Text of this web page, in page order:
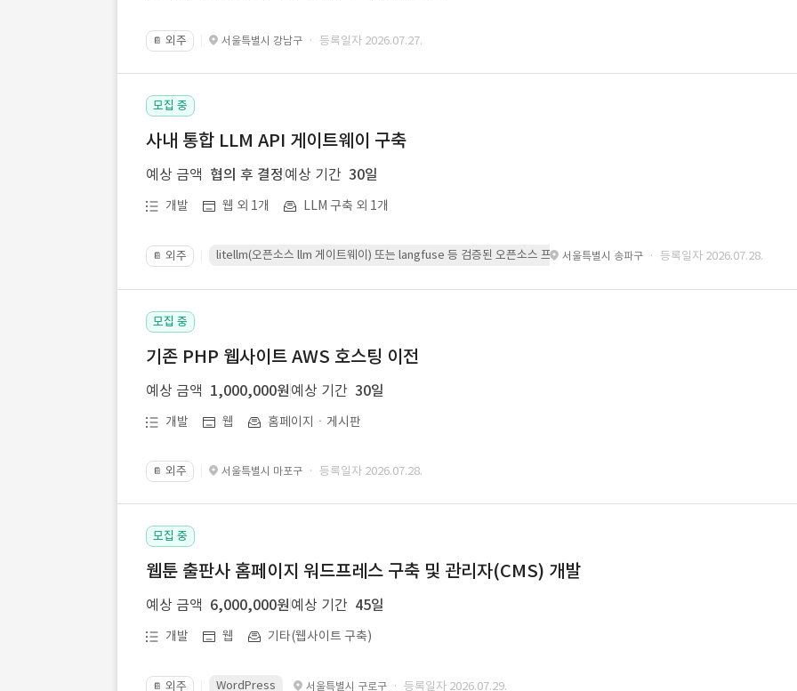
📔 외주 서울특별시 강남구 · 등록일자 2026.07.27.
모집 중
사내 통합 LLM API 게이트웨이 구축
예상 금액 협의 후 결정 예상 기간 30일
개발 웹 외 1개 LLM 구축 외 1개
📔 외주 litellm(오픈소스 llm 게이트웨이) 또는 langfuse 등 검증된 오픈소스 프레임워크를 기반으로 시스템을 구축
서울특별시 송파구 · 등록일자 2026.07.28.
모집 중
기존 PHP 웹사이트 AWS 호스팅 이전
예상 금액 1,000,000원 예상 기간 30일
개발 웹 홈페이지ㆍ게시판
📔 외주 서울특별시 마포구 · 등록일자 2026.07.28.
모집 중
웹툰 출판사 홈페이지 워드프레스 구축 및 관리자(CMS) 개발
예상 금액 6,000,000원 예상 기간 45일
개발 웹 기타(웹사이트 구축)
📔 외주 WordPress 서울특별시 구로구 · 등록일자 2026.07.29.